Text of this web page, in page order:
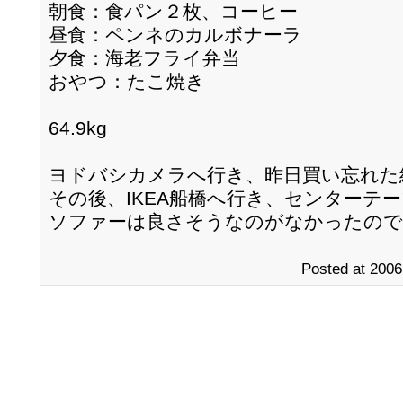
朝食：食パン２枚、コーヒー
昼食：ペンネのカルボナーラ
夕食：海老フライ弁当
おやつ：たこ焼き
64.9kg
ヨドバシカメラへ行き、昨日買い忘れ
その後、IKEA船橋へ行き、センターテ
ソファーは良さそうなのがなかったの
Posted at